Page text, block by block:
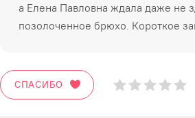
а Елена Павловна ждала даже не
позолоченное брюхо. Короткое
СПАСИБО